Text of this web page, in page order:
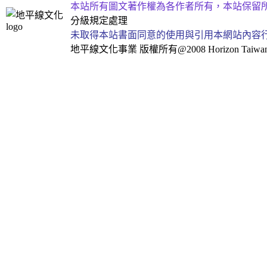
本站所有圖文著作權為各作者所有，本站保留
分級規定處理
未取得本站書面同意的使用與引用本網站內
地平線文化事業 版權所有@2008 Horizon